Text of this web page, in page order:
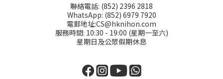
聯絡電話: (852) 2396 2818
WhatsApp: (852) 6979 7920
電郵地址:CS@hknihon.com
服務時間: 10:30 - 19:00 (星期一至六)
星期日及公眾假期休息